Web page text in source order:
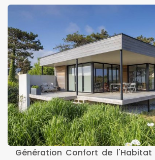
Génération Confort de l'Habitat